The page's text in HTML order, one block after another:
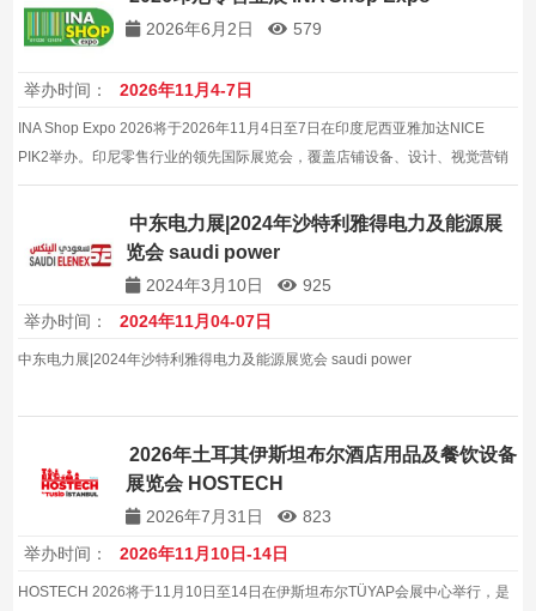
2026年6月2日 579
举办时间： 2026年11月4-7日
INA Shop Expo 2026将于2026年11月4日至7日在印度尼西亚雅加达NICE
PIK2举办。印尼零售行业的领先国际展览会，覆盖店铺设备、设计、视觉营销
和零售技术全领域。
中东电力展|2024年沙特利雅得电力及能源展
览会 saudi power
2024年3月10日
925
举办时间：
2024年11月04-07日
中东电力展|2024年沙特利雅得电力及能源展览会 saudi power
2026年土耳其伊斯坦布尔酒店用品及餐饮设备
展览会 HOSTECH
2026年7月31日
823
举办时间：
2026年11月10日-14日
HOSTECH 2026将于11月10日至14日在伊斯坦布尔TÜYAP会展中心举行，是